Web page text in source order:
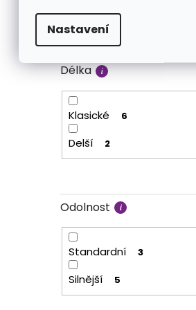
Nastavení
Délka
Klasické 6
Delší 2
Odolnost
Standardní 3
Silnější 5